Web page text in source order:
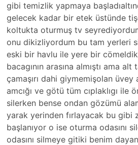
gibi temizlik yapmaya
gelecek kadar bir etek üstünde
koltukta oturmuş tv
onu dikizliyordum bu tam yerleri
eski bir havlu ile yere bir
bacagının arasına almıştı ama alt
çamaşırı dahi giymemişolan
amcığı ve götü tüm cıplaklıgı ile
silerken bense ondan gözümü
yarak yerinden fırlayacak bu gibi
başlanıyor o ise oturma odasını
odasını silmeye gitiki benim